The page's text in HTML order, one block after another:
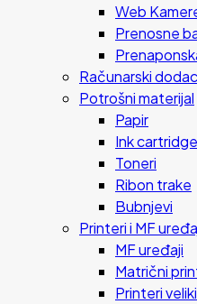
Web
Prenosne
Računarski
Potrošni materijal
Papir
Ink cartridge
Toneri
Ribon trake
Bubnjevi
Printeri i MF
MF uređaji
Matrični
Printeri